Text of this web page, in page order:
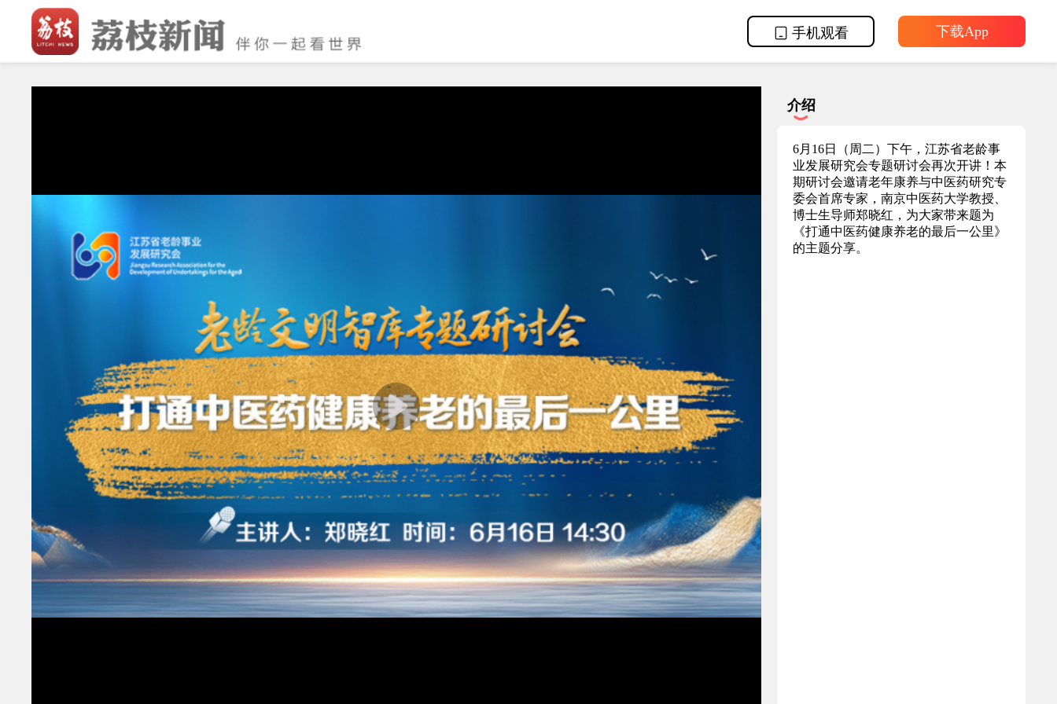
手机观看 下载App
介绍
6月16日（周二）下午，江苏省老龄事
业发展研究会专题研讨会再次开讲！本
期研讨会邀请老年康养与中医药研究专
委会首席专家，南京中医药大学教授、
博士生导师郑晓红，为大家带来题为
《打通中医药健康养老的最后一公里》
的主题分享。